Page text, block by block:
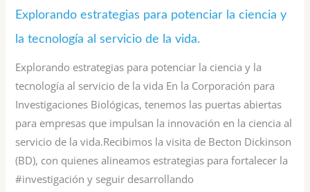
Explorando estrategias para potenciar la ciencia y
la tecnología al servicio de la vida.
Explorando estrategias para potenciar la ciencia y la
tecnología al servicio de la vida En la Corporación para
Investigaciones Biológicas, tenemos las puertas abiertas
para empresas que impulsan la innovación en la ciencia al
servicio de la vida.Recibimos la visita de Becton Dickinson
(BD), con quienes alineamos estrategias para fortalecer la
#investigación y seguir desarrollando
vida.